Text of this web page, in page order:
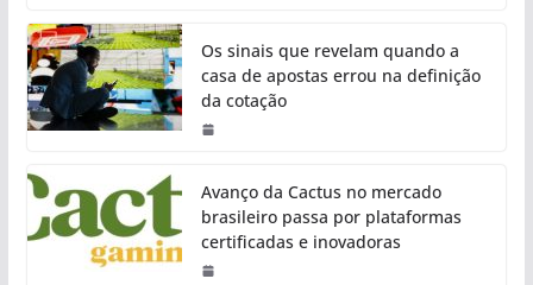
Os sinais que revelam quando a
casa de apostas errou na definição
da cotação
Avanço da Cactus no mercado
brasileiro passa por plataformas
certificadas e inovadoras